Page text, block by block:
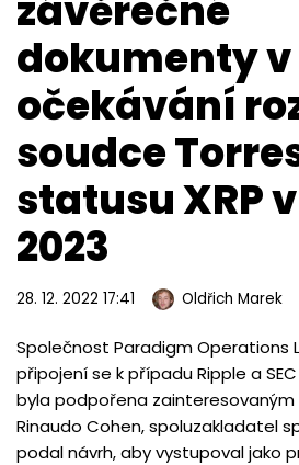
závěrečné
dokumenty v
očekávání
soudce
statusu XRP
2023
28. 12. 2022 17:41 Oldřich Marek
Společnost Paradigm Operations
připojení se k případu Ripple a
byla podpořena zainteresovaným
Rinaudo Cohen, spoluzakladatel
podal návrh, aby vystupoval jako